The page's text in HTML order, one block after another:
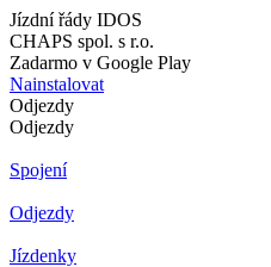
Jízdní řády IDOS
CHAPS spol. s r.o.
Zadarmo v Google Play
Nainstalovat
Odjezdy
Odjezdy
Spojení
Odjezdy
Jízdenky